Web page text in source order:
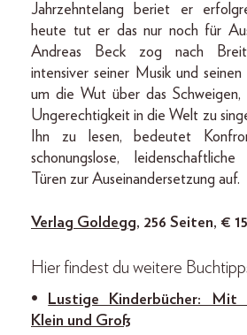
Jahrzehntelang beriet er
heute tut er das nur noch für
Andreas Beck zog nach
intensiver seiner Musik und
um die Wut über das Schweigen,
Ungerechtigkeit in die Welt zu
Ihn zu lesen, bedeutet
schonungslose,
Türen zur Auseinandersetzung auf.
Verlag Goldegg, 256 Seiten, €
Hier findest du weitere
•
Lustige Kinderbücher: Mit
Klein und Groß